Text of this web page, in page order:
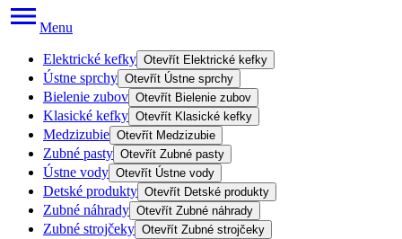
Menu
Elektrické kefky Otevřít Elektrické kefky
Ústne sprchy Otevřít Ústne sprchy
Bielenie zubov Otevřít Bielenie zubov
Klasické kefky Otevřít Klasické kefky
Medzizubie Otevřít Medzizubie
Zubné pasty Otevřít Zubné pasty
Ústne vody Otevřít Ústne vody
Detské produkty Otevřít Detské produkty
Zubné náhrady Otevřít Zubné náhrady
Zubné strojčeky Otevřít Zubné strojčeky